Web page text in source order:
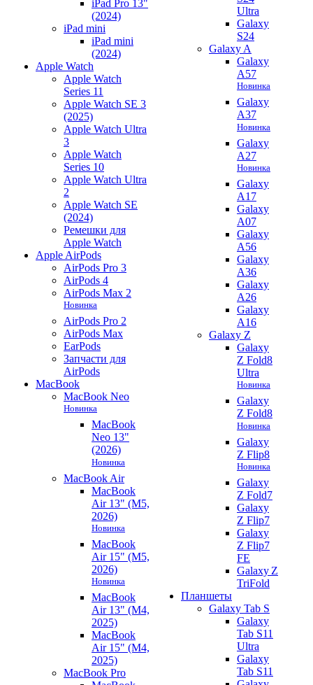
iPad Pro 13"
(2024)
iPad mini
iPad mini
(2024)
Apple Watch
Apple Watch
Series 11
Apple Watch SE 3
(2025)
Apple Watch Ultra
3
Apple Watch
Series 10
Apple Watch Ultra
2
Apple Watch SE
(2024)
Ремешки для
Apple Watch
Apple AirPods
AirPods Pro 3
AirPods 4
AirPods Max 2
Новинка
AirPods Pro 2
AirPods Max
EarPods
Запчасти для
AirPods
MacBook
MacBook Neo
Новинка
MacBook
Neo 13"
(2026)
Новинка
MacBook Air
MacBook
Air 13" (M5,
2026)
Новинка
MacBook
Air 15" (M5,
2026)
Новинка
MacBook
Air 13" (M4,
2025)
MacBook
Air 15" (M4,
2025)
MacBook Pro
Ultra
Galaxy
S24
Galaxy A
Galaxy
A57
Новинка
Galaxy
A37
Новинка
Galaxy
A27
Новинка
Galaxy
A17
Galaxy
A07
Galaxy
A56
Galaxy
A36
Galaxy
A26
Galaxy
A16
Galaxy Z
Galaxy
Z Fold8
Ultra
Новинка
Galaxy
Z Fold8
Новинка
Galaxy
Z Flip8
Новинка
Galaxy
Z Fold7
Galaxy
Z Flip7
Galaxy
Z Flip7
FE
Galaxy Z
TriFold
Планшеты
Galaxy Tab S
Galaxy
Tab S11
Ultra
Galaxy
Tab S11